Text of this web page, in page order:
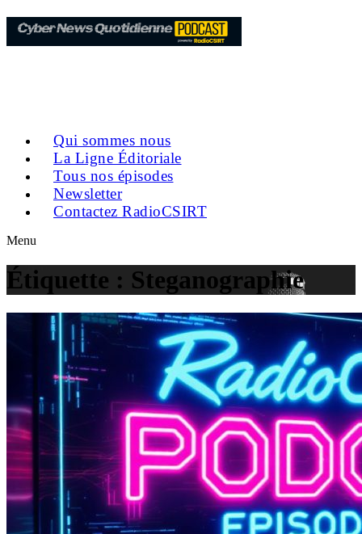
Qui sommes nous
La Ligne Éditoriale
Tous nos épisodes
Newsletter
Contactez RadioCSIRT
Menu
Étiquette : Steganographie